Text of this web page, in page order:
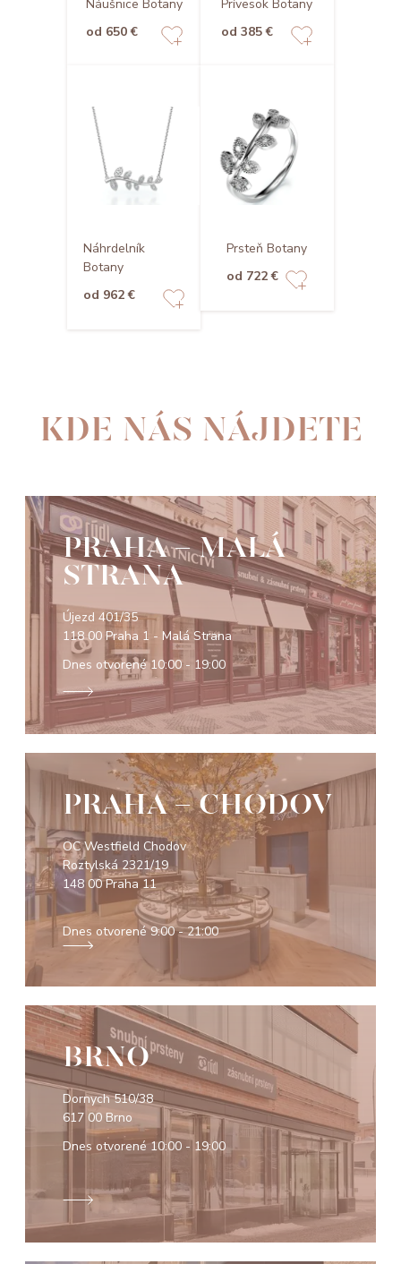
Náušnice Botany
od 650 €
Prívesok Botany
od 385 €
Náhrdelník
Botany
od 962 €
Prsteň Botany
od 722 €
KDE NÁS NÁJDETE
PRAHA - MALÁ
STRANA
Újezd 401/35
118 00 Praha 1 - Malá Strana
Dnes otvorené10:00 - 19:00
PRAHA - CHODOV
OC Westfield Chodov
Roztylská 2321/19
148 00 Praha 11
Dnes otvorené9:00 - 21:00
BRNO
Dornych 510/38
617 00 Brno
Dnes otvorené10:00 - 19:00